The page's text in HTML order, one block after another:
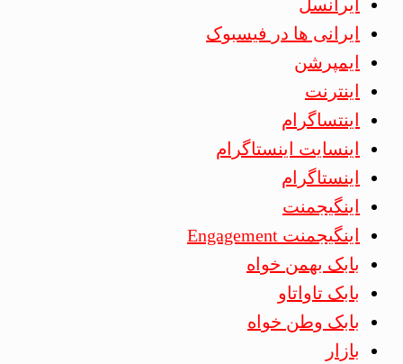
ایرانسل
ایرانی ها در فیسبوک
ایمپرشن
اینترنت
اینتساگرام
اینسایت اینستاگرام
اینستاگرام
اینگیجمنت
اینگیجمنت Engagement
بابک بهمن خواه
بابک تاواتاو
بابک وطن خواه
بازار